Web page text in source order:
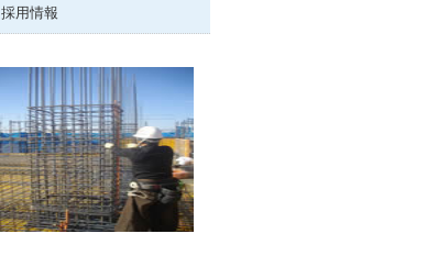
採用情報